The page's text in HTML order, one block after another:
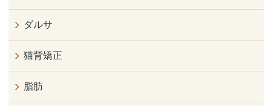
ダルサ
猫背矯正
脂肪